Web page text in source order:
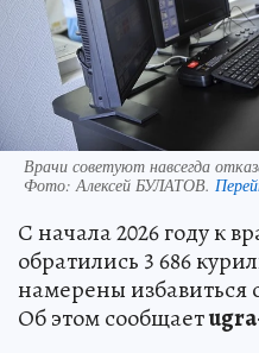
Врачи советуют навсегда
Фото:Алексей БУЛАТОВ.
С начала 2026 году к
обратились 3 686
намерены избавиться
Об этом сообщает